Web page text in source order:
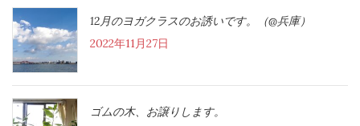
12月のヨガクラスのお誘いです。（@兵庫）
2022年11月27日
ゴムの木、お譲りします。